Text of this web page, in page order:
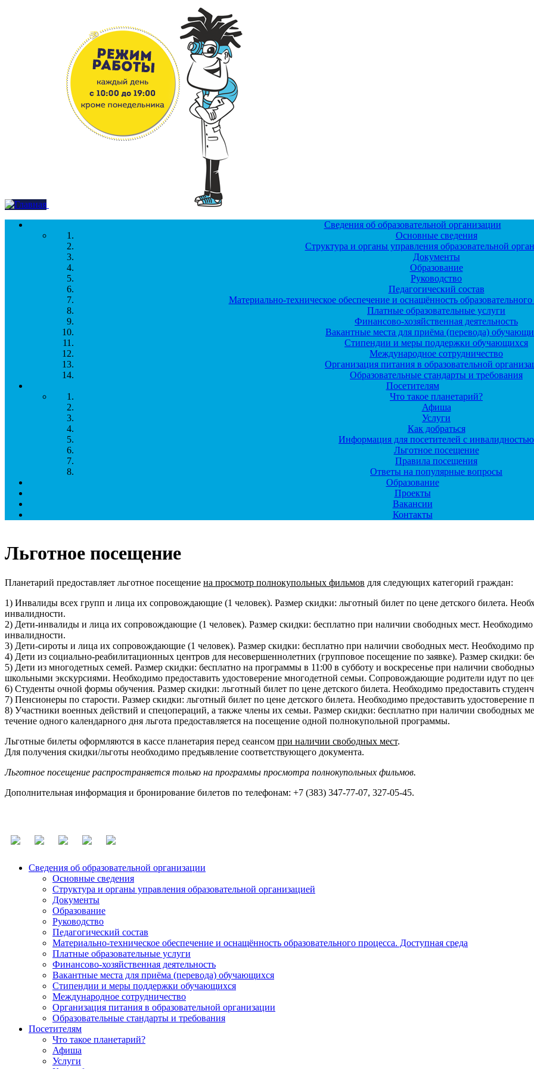
Сведения об образовательной организации
Основные сведения
Структура и органы управления образовательной
Документы
Образование
Руководство
Педагогический состав
Материально-техническое обеспечение и оснащённость
Платные образовательные услуги
Финансово-хозяйственная деятельность
Вакантные места для приёма (перевода)
Стипендии и меры поддержки обучающихся
Международное сотрудничество
Организация питания в образовательной
Образовательные стандарты и требования
Посетителям
Что такое планетарий?
Афиша
Услуги
Как добраться
Информация для посетителей с инвалидностью
Льготное посещение
Правила посещения
Ответы на популярные вопросы
Образование
Проекты
Вакансии
Контакты
Льготное посещение
Планетарий предоставляет льготное посещение на просмотр полнокупольных фильмов для следующих категорий граждан:
1) Инвалиды всех групп и лица их сопровождающие (1 человек). Размер скидки: льготный билет по цене детского билета.
инвалидности.
2) Дети-инвалиды и лица их сопровождающие (1 человек). Размер скидки: бесплатно при наличии свободных мест. Необходимо
инвалидности.
3) Дети-сироты и лица их сопровождающие (1 человек). Размер скидки: бесплатно при наличии свободных мест. Необходимо
4) Дети из cоциально-реабилитационных центров для несовершеннолетних (групповое посещение по заявке). Размер скидки:
5) Дети из многодетных семей. Размер скидки: бесплатно на программы в 11:00 в субботу и воскресенье при наличии
школьными экскурсиями. Необходимо предоставить удостоверение многодетной семьи. Сопровождающие родители идут по
6) Студенты очной формы обучения. Размер скидки: льготный билет по цене детского билета. Необходимо предоставить
7) Пенсионеры по старости. Размер скидки: льготный билет по цене детского билета. Необходимо предоставить удостоверение
8) Участники военных действий и спецопераций, а также члены их семьи. Размер скидки: бесплатно при наличии свободных
течение одного календарного дня льгота предоставляется на посещение одной полнокупольной программы.
Льготные билеты оформляются в кассе планетария перед сеансом при наличии свободных мест.
Для получения скидки/льготы необходимо предъявление соответствующего документа.
Льготное посещение распространяется только на программы просмотра полнокупольных фильмов.
Дополнительная информация и бронирование билетов по телефонам: +7 (383) 347-77-07, 327-05-45.
Сведения об образовательной организации
Основные сведения
Структура и органы управления образовательной организацией
Документы
Образование
Руководство
Педагогический состав
Материально-техническое обеспечение и оснащённость образовательного процесса. Доступная среда
Платные образовательные услуги
Финансово-хозяйственная деятельность
Вакантные места для приёма (перевода) обучающихся
Стипендии и меры поддержки обучающихся
Международное сотрудничество
Организация питания в образовательной организации
Образовательные стандарты и требования
Посетителям
Что такое планетарий?
Афиша
Услуги